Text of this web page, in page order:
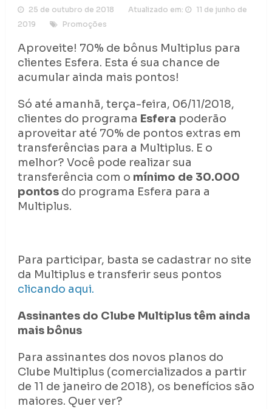
25 de outubro de 2018 Atualizado em:
11 de junho de
2019
Promoções
Aproveite! 70% de bônus Multiplus para
clientes Esfera. Esta é sua chance de
acumular ainda mais pontos!
Só até amanhã, terça-feira, 06/11/2018,
clientes do programa Esfera poderão
aproveitar até 70% de pontos extras em
transferências para a Multiplus. E o
melhor? Você pode realizar sua
transferência com o mínimo de 30.000
pontosdo programa Esfera para a
Multiplus.
Para participar, basta se cadastrar no site
da Multiplus e transferir seus pontos
clicando aqui.
Assinantes do Clube Multiplus têm ainda
mais bônus
Para assinantes dos novos planos do
Clube Multiplus (comercializados a partir
de 11 de janeiro de 2018), os benefícios são
maiores. Quer ver?